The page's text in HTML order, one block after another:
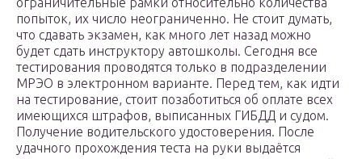
попыток, их число неограниченно. Не стоит думать,
что сдавать экзамен, как много лет назад можно
будет сдать инструктору автошколы. Сегодня все
тестирования проводятся только в подразделении
МРЭО в электронном варианте. Перед тем, как идти
на тестирование, стоит позаботиться об оплате всех
имеющихся штрафов, выписанных ГИБДД и судом.
Получение водительского удостоверения. После
удачного прохождения теста на руки выдаётся